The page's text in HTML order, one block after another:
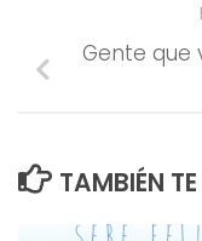
Gente que
TAMBIÉN